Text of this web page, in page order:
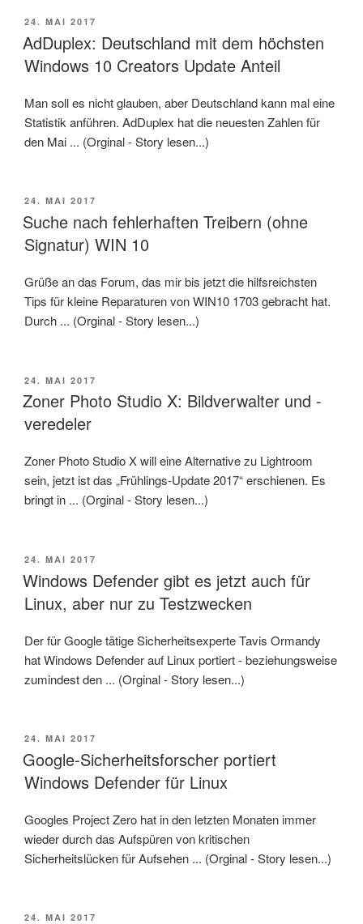
VERÖFFENTLICHT
AM
24. MAI 2017
AdDuplex: Deutschland mit dem höchsten
Windows 10 Creators Update Anteil
Man soll es nicht glauben, aber Deutschland kann mal eine
Statistik anführen. AdDuplex hat die neuesten Zahlen für
den Mai ... (Orginal - Story lesen...)
VERÖFFENTLICHT
AM
24. MAI 2017
Suche nach fehlerhaften Treibern (ohne
Signatur) WIN 10
Grüße an das Forum, das mir bis jetzt die hilfsreichsten
Tips für kleine Reparaturen von WIN10 1703 gebracht hat.
Durch ... (Orginal - Story lesen...)
VERÖFFENTLICHT
AM
24. MAI 2017
Zoner Photo Studio X: Bildverwalter und -
veredeler
Zoner Photo Studio X will eine Alternative zu Lightroom
sein, jetzt ist das „Frühlings-Update 2017“ erschienen. Es
bringt in ... (Orginal - Story lesen...)
VERÖFFENTLICHT
AM
24. MAI 2017
Windows Defender gibt es jetzt auch für
Linux, aber nur zu Testzwecken
Der für Google tätige Sicherheitsexperte Tavis Ormandy
hat Windows Defender auf Linux portiert - beziehungsweise
zumindest den ... (Orginal - Story lesen...)
VERÖFFENTLICHT
AM
24. MAI 2017
Google-Sicherheitsforscher portiert
Windows Defender für Linux
Googles Project Zero hat in den letzten Monaten immer
wieder durch das Aufspüren von kritischen
Sicherheitslücken für Aufsehen ... (Orginal - Story lesen...)
VERÖFFENTLICHT
24. MAI 2017